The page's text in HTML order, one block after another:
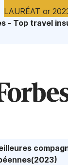
LAURÉAT or
- Top travel